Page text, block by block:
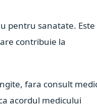
pentru sanatate. Este
contribuie la
fara consult
acordul medicului